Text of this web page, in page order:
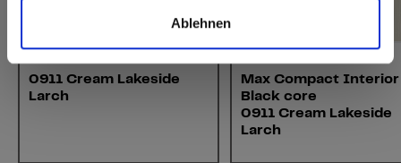
Ablehnen
0911 Cream Lakeside
Larch
Max Compact Interior
Black core
0911 Cream Lakeside
Larch